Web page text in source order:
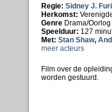
Regie: Sidney J.
Herkomst:
Genre Drama/Oorlog
Speelduur: 127
Met: Stan Shaw,
meer acteurs
Film over de
worden gestuurd.